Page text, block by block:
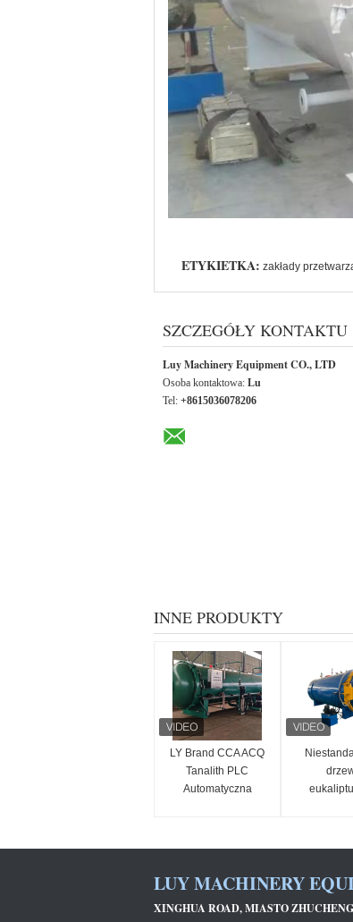
ETYKIETKA: zakłady
SZCZEGÓŁY KONTAKTU
Luy Machinery Equipment CO., LTD
Osoba kontaktowa: Lu
Tel: +8615036078206
INNE PRODUKTY
LY Brand CCA ACQ
Tanalith PLC
Automatyczna
Rozpuszczalnej w
Łatwe
LUY MACHINERY
XINGHUA ROAD, MIASTO